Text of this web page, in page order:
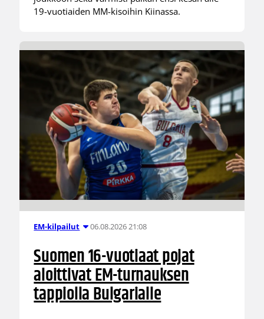
19-vuotiaiden MM-kisoihin Kiinassa.
EM-kilpailut 06.08.2026 21:08
Suomen 16-vuotiaat pojat
aloittivat EM-turnauksen
tappiolla Bulgarialle